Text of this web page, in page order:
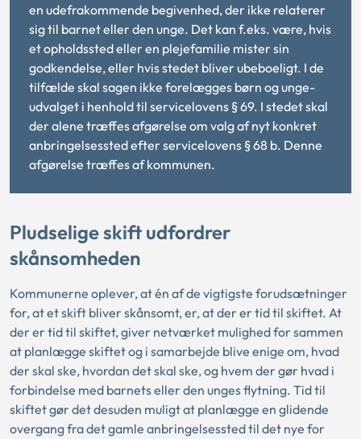
en udefrakommende begivenhed, der ikke relaterer
sig til barnet eller den unge. Det kan f.eks. være, hvis
et opholdssted eller en plejefamilie mister sin
godkendelse, eller hvis stedet bliver ubeboeligt. I de
tilfælde skal sagen ikke forelægges børn og unge-
udvalget i henhold til servicelovens § 69. I stedet skal
der alene træffes afgørelse om valg af nyt konkret
anbringelsessted efter servicelovens § 68 b. Denne
afgørelse træffes af kommunen.
Pludselige skift udfordrer
skånsomheden
Kommunerne oplever, at én af de vigtigste forudsætninger
for, at et skift bliver skånsomt, er, at der er tid til skiftet. At
der er tid til skiftet, giver netværket mulighed for sammen
at planlægge skiftet og i samarbejde blive enige om, hvad
der skal ske, hvordan det skal ske, og hvem der gør hvad i
forbindelse med barnets eller den unges flytning. Tid til
skiftet gør det desuden muligt at planlægge en glidende
overgang fra det gamle anbringelsessted til det nye for